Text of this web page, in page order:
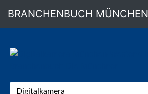
BRANCHENBUCH MÜNCHEN